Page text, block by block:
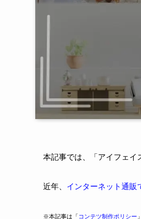
本記事では、「アイフェイ
近年、 インターネット通販
※本記事は「 コンテツ制作ポリシー